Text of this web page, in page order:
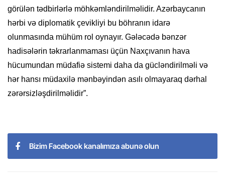
görülən tədbirlərlə möhkəmləndirilməlidir. Azərbaycanın
hərbi və diplomatik çevikliyi bu böhranın idarə
olunmasında mühüm rol oynayır. Gələcədə bənzər
hadisələrin təkrarlanmaması üçün Naxçıvanın hava
hücumundan müdafiə sistemi daha da gücləndirilməli və
hər hansı müdaxilə mənbəyindən asılı olmayaraq dərhal
zərərsizləşdirilməlidir”.
Bizim Facebook kanalımıza abunə olun